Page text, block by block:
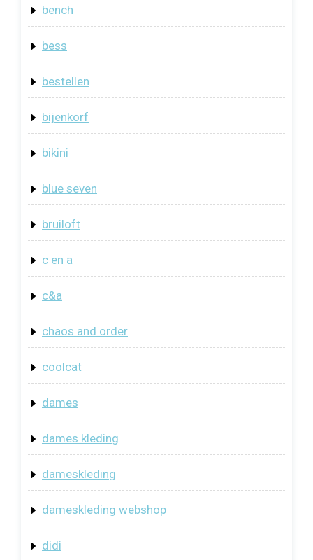
bench
bess
bestellen
bijenkorf
bikini
blue seven
bruiloft
c en a
c&a
chaos and order
coolcat
dames
dames kleding
dameskleding
dameskleding webshop
didi